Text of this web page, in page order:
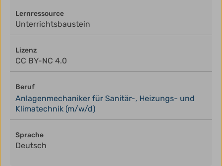
Lernressource
Unterrichtsbaustein
Lizenz
CC BY-NC 4.0
Beruf
Anlagenmechaniker für Sanitär-, Heizungs- und
Klimatechnik (m/w/d)
Sprache
Deutsch